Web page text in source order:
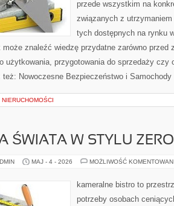
przede wszystkim na
związanych z utrzymaniem
tych dostępnych na rynku
znaleźć wiedzę przydatne zarówno przed
użytkowania, przygotowania do sprzedaży czy
też: Nowoczesne Bezpieczeństwo i
NIERUCHOMOŚCI
ŚWIATA W STYLU
MAJ - 4 - 2026 MOŻLIWOŚĆ
kameralne bistro to
potrzeby osobach